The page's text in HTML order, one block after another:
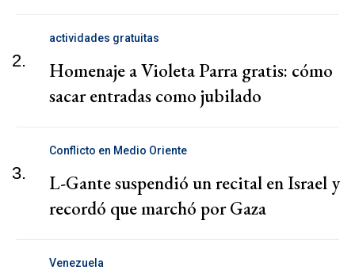
2.
actividades gratuitas
Homenaje a Violeta Parra gratis: cómo
sacar entradas como jubilado
3.
Conflicto en Medio Oriente
L-Gante suspendió un recital en Israel y
recordó que marchó por Gaza
Venezuela